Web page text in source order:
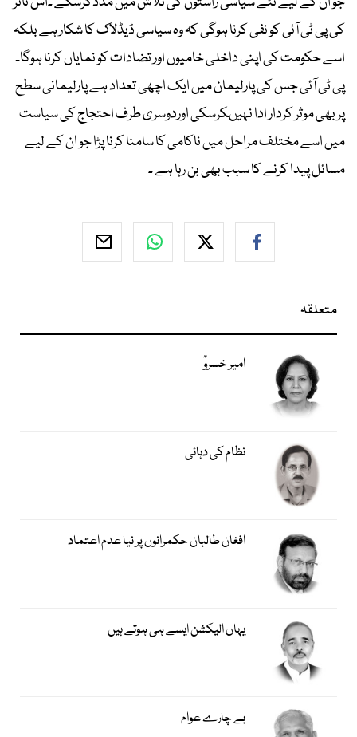
کی پی ٹی آئی کو نفی کرنا ہوگی کہ وہ سیاسی ڈیڈلاک کا شکار ہے بلکہ
اسے حکومت کی اپنی داخلی خامیوں اور تضادات کو نمایاں کرنا ہوگا۔
پی ٹی آئی جس کی پارلیمان میں ایک اچھی تعداد ہے پارلیمانی سطح
پر بھی موثر کردار ادا نہیںکرسکی اوردوسری طرف احتجاج کی سیاست
میں اسے مختلف مراحل میں ناکامی کا سامنا کرنا پڑا جو ان کے لیے
مسائل پیدا کرنے کا سبب بھی بن رہا ہے ۔
متعلقہ
امیر خسروؒ
نظام کی دہائی
افغان طالبان حکمرانوں پر نیا عدم اعتماد
یہاں الیکشن ایسے ہی ہوتے ہیں
بے چارے عوام